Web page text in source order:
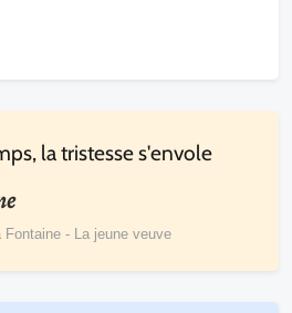
la tristesse s'envole
Fontaine - La jeune veuve